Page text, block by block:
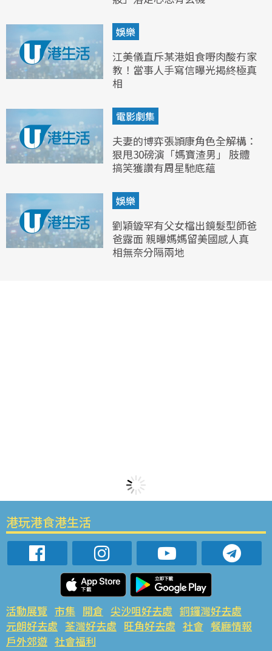
娛樂
江美儀直斥某港姐食嘢肉酸冇家
教！當事人手寫信曝光揭終極真
相
電影劇集
夫妻的博弈張頴康角色全解構：
狠甩30磅演「媽寶渣男」 肢體
搞笑獲讚有周星馳底蘊
娛樂
劉穎鏇罕有父女檔出鏡髮型師爸
爸露面 親曝媽媽留美國感人真
相無奈分隔兩地
港玩港食港生活
活動展覽 市集 開倉 尖沙咀好去處 銅鑼灣好去處
元朗好去處 荃灣好去處 旺角好去處 社會 餐廳情報
戶外郊遊 社會福利